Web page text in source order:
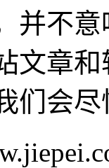
并不
文章
们会